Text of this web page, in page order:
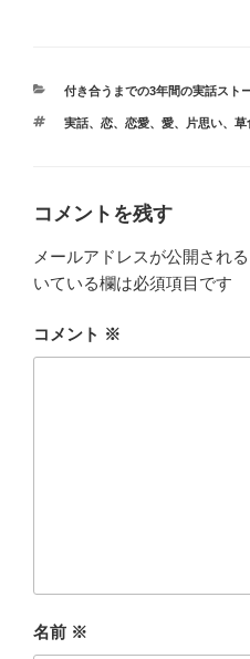
ド
で
開
カ
ゴ
付き合うまでの3年間の実話スト
タ
実話、 恋、 恋愛、 愛、 片思い、 草
コメントを残す
メールアドレスが公開され
いている欄は必須項目です
コメント ※
名前 ※